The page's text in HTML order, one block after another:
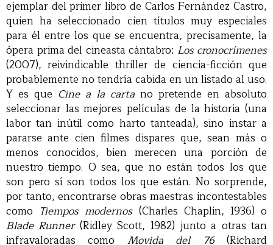
ejemplar del primer libro de Carlos Fernández Castro,
quien ha seleccionado cien títulos muy especiales
para él entre los que se encuentra, precisamente, la
ópera prima del cineasta cántabro: Los cronocrímenes
(2007), reivindicable thriller de ciencia-ficción que
probablemente no tendría cabida en un listado al uso.
Y es que Cine a la carta no pretende en absoluto
seleccionar las mejores películas de la historia (una
labor tan inútil como harto tanteada), sino instar a
pararse ante cien filmes dispares que, sean más o
menos conocidos, bien merecen una porción de
nuestro tiempo. O sea, que no están todos los que
son pero sí son todos los que están. No sorprende,
por tanto, encontrarse obras maestras incontestables
como Tiempos modernos(Charles Chaplin, 1936) o
Blade Runner(Ridley Scott, 1982) junto a otras tan
infravaloradas como Movida del 76(Richard